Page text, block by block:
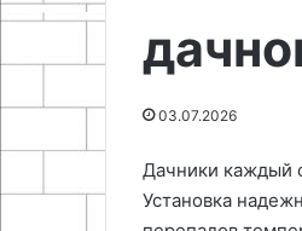
03.07.2026
Дачники каждый
Установка
Как сделать пистолет для